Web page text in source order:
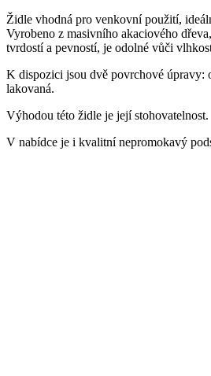
Židle vhodná pro venkovní použití,
Vyrobeno z masivního akaciového
tvrdostí a pevností, je odolné vůči
K dispozici jsou dvě povrchové úpravy:
lakovaná.
Výhodou této židle je její stohovatelnost.
V nabídce je i kvalitní nepromokavý